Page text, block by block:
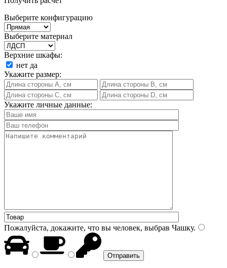
Выберите конфигурацию
Выберите материал
Верхние шкафы:
нет да
Укажите размер:
Укажите личные данные:
Пожалуйста, докажите, что вы человек, выбрав Чашку.